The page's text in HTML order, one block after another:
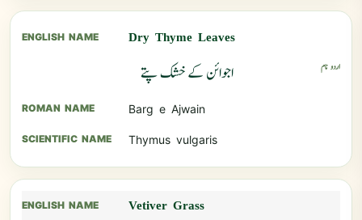
Dry Thyme Leaves
اجوائن کے خشک پتے
Barg e Ajwain
Thymus vulgaris
Vetiver Grass